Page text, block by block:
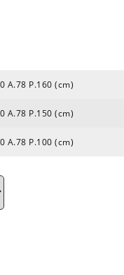
A.78 P.160 (cm)
A.78 P.150 (cm)
A.78 P.100 (cm)